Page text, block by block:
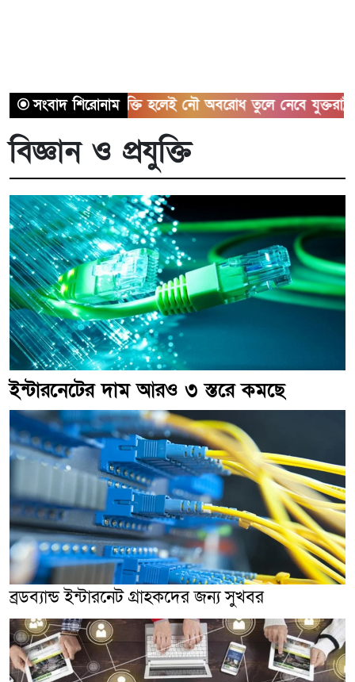
সংবাদ শিরোনাম
হরমুজ চুক্তি হলেই নৌ অবরোধ তুলে নেবে যুক্তরাষ্ট্র
বিজ্ঞান ও প্রযুক্তি
ইন্টারনেটের দাম আরও ৩ স্তরে কমছে
ব্রডব্যান্ড ইন্টারনেট গ্রাহকদের জন্য সুখবর